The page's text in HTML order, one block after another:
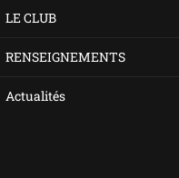
LE CLUB
RENSEIGNEMENTS
Actualités